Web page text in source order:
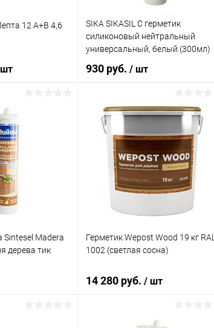
12 A+B 4,6
SIKA SIKASIL C герметик
силиконовый нейтральный
универсальный, белый (300мл)
930 руб. / шт
В корзину
Купить в 1 клик Сравнение
В избранное В наличии
Sintesel Madera
дерева тик
Герметик Wepost Wood 19 кг RAL
1002 (светлая сосна)
14 280 руб. / шт